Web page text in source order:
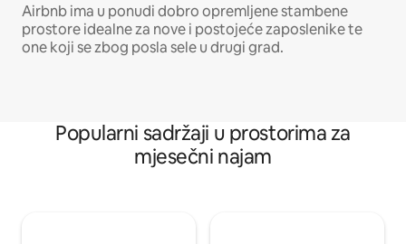
Airbnb ima u ponudi dobro opremljene stambene
prostore idealne za nove i postojeće zaposlenike te
one koji se zbog posla sele u drugi grad.
Popularni sadržaji u prostorima za
mjesečni najam